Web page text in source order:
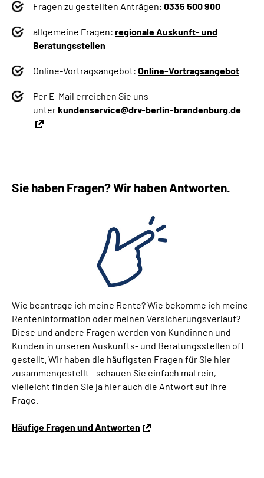
Fragen zu gestellten Anträgen: 0335 500 900
allgemeine Fragen: regionale Auskunft- und
Beratungsstellen
Online-Vortragsangebot: Online-Vortragsangebot
Per E-Mail erreichen Sie uns
unterkundenservice@drv-berlin-brandenburg.de
Sie haben Fragen? Wir haben Antworten.
Wie beantrage ich meine Rente? Wie bekomme ich meine
Renteninformation oder meinen Versicherungsverlauf?
Diese und andere Fragen werden von Kundinnen und
Kunden in unseren Auskunfts- und Beratungsstellen oft
gestellt. Wir haben die häufigsten Fragen für Sie hier
zusammengestellt - schauen Sie einfach mal rein,
vielleicht finden Sie ja hier auch die Antwort auf Ihre
Frage.
Häufige Fragen und Antworten